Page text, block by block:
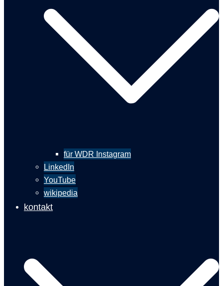
für WDR Instagram
LinkedIn
YouTube
wikipedia
kontakt